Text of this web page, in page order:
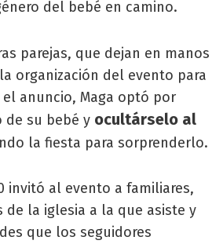
del bebé en camino.
parejas, que dejan en manos
organización del evento para
anuncio, Maga optó por
de su bebé y ocultárselo al
la fiesta para sorprenderlo.
invitó al evento a familiares,
de la iglesia a la que asiste y
que los seguidores